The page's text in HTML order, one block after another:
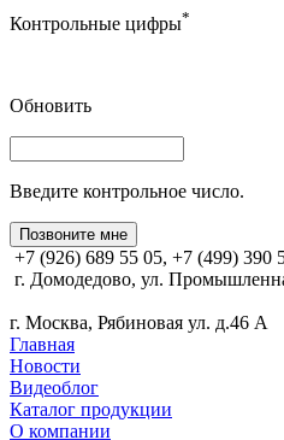
Контрольные цифры*
Обновить
Введите контрольное число.
Позвоните мне
+7 (926) 689 55 05, +7 (499) 390
г. Домодедово, ул.
г. Москва, Рябиновая ул. д.46 А
Главная
Новости
Видеоблог
Каталог продукции
О компании